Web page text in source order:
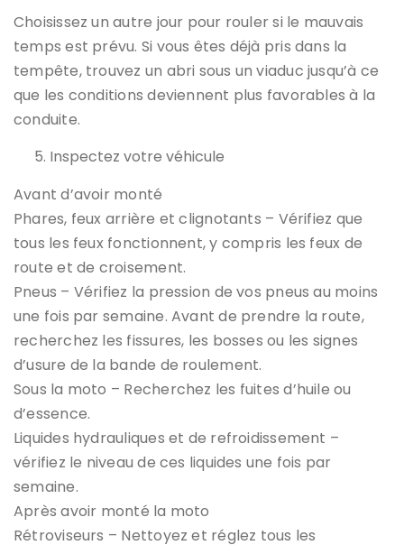
Choisissez un autre jour pour rouler si le mauvais
temps est prévu. Si vous êtes déjà pris dans la
tempête, trouvez un abri sous un viaduc jusqu’à ce
que les conditions deviennent plus favorables à la
conduite.
Inspectez votre véhicule
Avant d’avoir monté
Phares, feux arrière et clignotants – Vérifiez que
tous les feux fonctionnent, y compris les feux de
route et de croisement.
Pneus – Vérifiez la pression de vos pneus au moins
une fois par semaine. Avant de prendre la route,
recherchez les fissures, les bosses ou les signes
d’usure de la bande de roulement.
Sous la moto – Recherchez les fuites d’huile ou
d’essence.
Liquides hydrauliques et de refroidissement –
vérifiez le niveau de ces liquides une fois par
semaine.
Après avoir monté la moto
Rétroviseurs – Nettoyez et réglez tous les